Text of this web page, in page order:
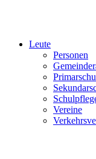
Leute
Personen
Vereine